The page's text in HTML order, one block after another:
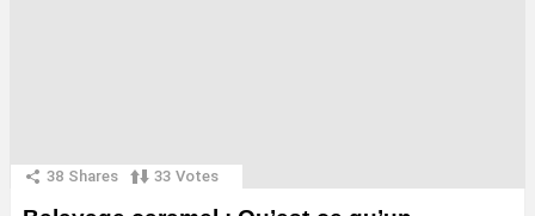
38 Shares 33 Votes